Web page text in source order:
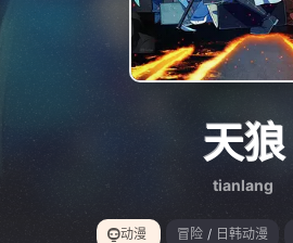
天狼
tianlang
动漫 冒险 / 日韩动漫